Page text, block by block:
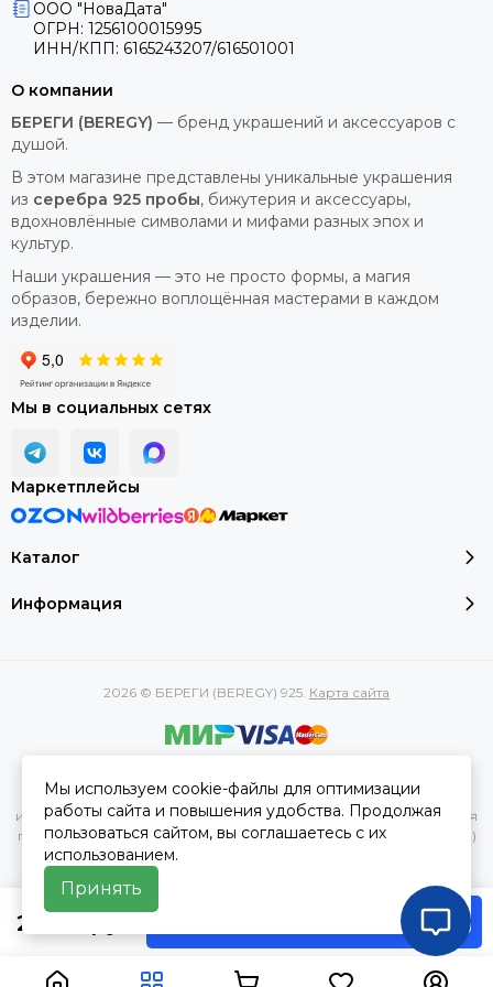
2 000 руб
фото и подробные характеристики шарма Одал. И, самое
главное, честные отзывы на шарм Одал от реальных
Вы сомневаетесь, не уверены в выборе? Нужна
консультация? Специалисты Beregy всегда готовы помочь,
просто оставьте заявку на обратный звонок!
Купите шарм Одал онлайн с доставкой на дом или
заберите заказ из ближайшего пункта самовывоза Beregy
по всей России.
ООО "НоваДата"
ОГРН: 1256100015995
ИНН/КПП: 6165243207/616501001
Каталог
Информация
О компании
БЕРЕГИ (BEREGY) — бренд украшений и аксессуаров с
душой.
В этом магазине представлены уникальные украшения
из серебра 925 пробы, бижутерия и аксессуары,
вдохновлённые символами и мифами разных эпох и
культур.
Наши украшения — это не просто формы, а магия
образов, бережно воплощённая мастерами в каждом
изделии.
Мы в социальных сетях
Маркетплейсы
2026 © БЕРЕГИ (BEREGY) 925. Карта сайта
характеристик, стоимости товаров и услуг, носит
информационный характер и ни при каких условиях не является
публичной офертой, определяемой положениями Статьи 437(2)
Гражданского кодекса РФ.
Мы используем cookie-файлы для оптимизации
работы сайта и повышения удобства. Продолжая
пользоваться сайтом, вы соглашаетесь с их
использованием.
Принять